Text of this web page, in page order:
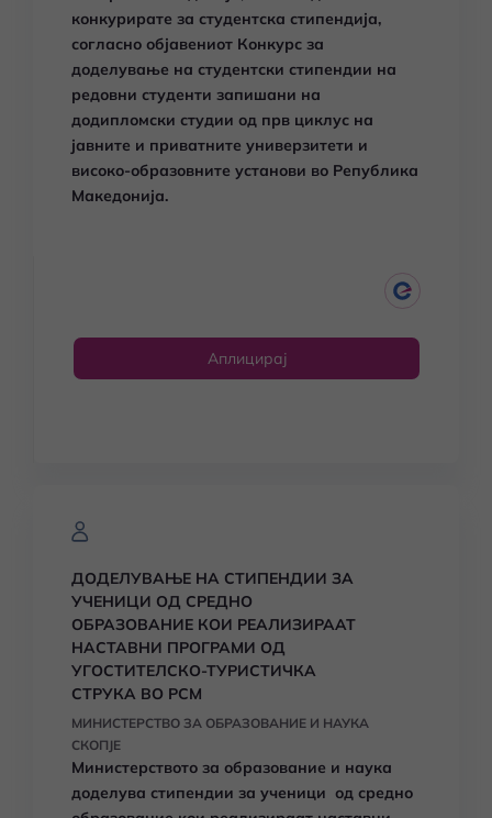
конкурирате за студентска стипендија,
согласно објавениот Конкурс за
доделување на студентски стипендии на
редовни студенти запишани на
додипломски студии од прв циклус на
јавните и приватните универзитети и
високо-образовните установи во Република
Македонија.
Аплицирај
ДОДЕЛУВАЊЕ НА СТИПЕНДИИ ЗА
УЧЕНИЦИ ОД СРЕДНО
ОБРАЗОВАНИЕ КОИ РЕАЛИЗИРААТ
НАСТАВНИ ПРОГРАМИ ОД
УГОСТИТЕЛСКО-ТУРИСТИЧКА
СТРУКА ВО РСМ
МИНИСТЕРСТВО ЗА ОБРАЗОВАНИЕ И НАУКА
СКОПЈЕ
Министерството за образование и наука
доделува стипендии за ученици од средно